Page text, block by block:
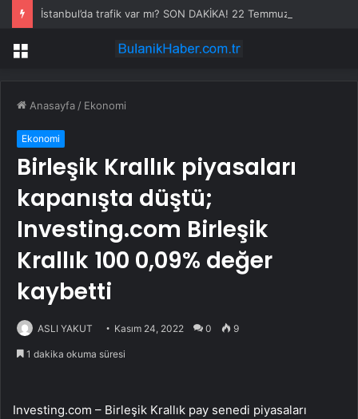
Menü
Anasayfa / Ekonomi
Ekonomi
Birleşik Krallık piyasaları
kapanışta düştü;
Investing.com Birleşik
Krallık 100 0,09% değer
kaybetti
ASLI YAKUT Kasım 24, 2022 0 9
1 dakika okuma süresi
Investing.com – Birleşik Krallık pay senedi piyasaları